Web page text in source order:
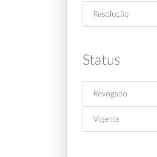
Resolução
Status
Revogado
Vigente